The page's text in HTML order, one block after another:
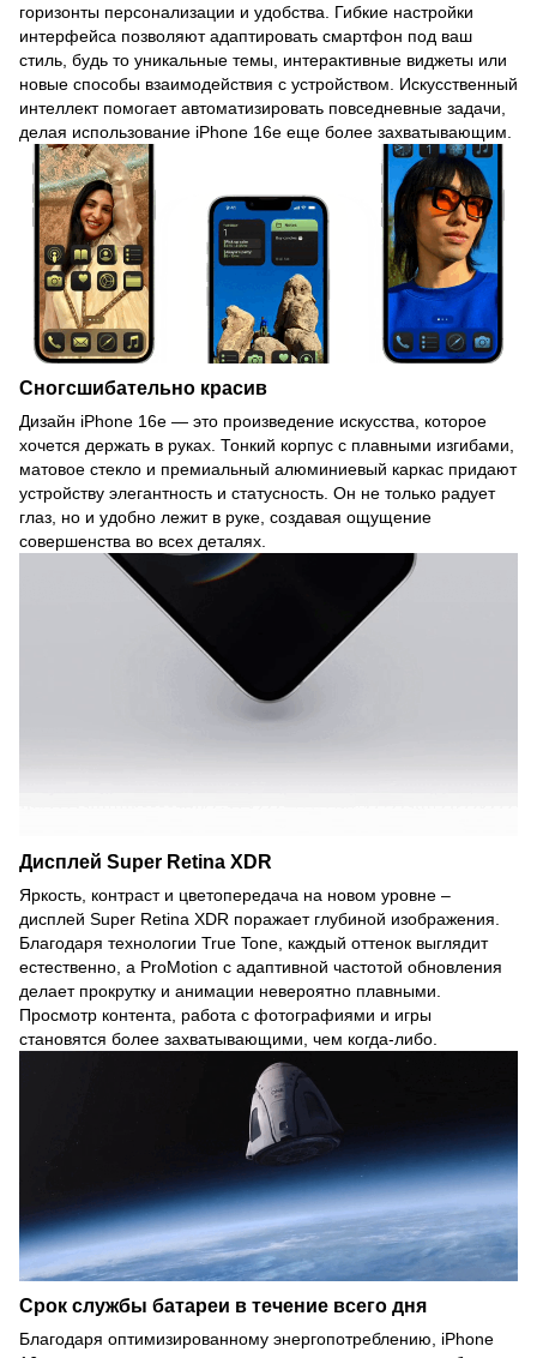
горизонты персонализации и удобства. Гибкие настройки
интерфейса позволяют адаптировать смартфон под ваш
стиль, будь то уникальные темы, интерактивные виджеты или
новые способы взаимодействия с устройством. Искусственный
интеллект помогает автоматизировать повседневные задачи,
делая использование iPhone 16e еще более захватывающим.
Сногсшибательно красив
Дизайн iPhone 16e — это произведение искусства, которое
хочется держать в руках. Тонкий корпус с плавными изгибами,
матовое стекло и премиальный алюминиевый каркас придают
устройству элегантность и статусность. Он не только радует
глаз, но и удобно лежит в руке, создавая ощущение
совершенства во всех деталях.
Дисплей Super Retina XDR
Яркость, контраст и цветопередача на новом уровне –
дисплей Super Retina XDR поражает глубиной изображения.
Благодаря технологии True Tone, каждый оттенок выглядит
естественно, а ProMotion с адаптивной частотой обновления
делает прокрутку и анимации невероятно плавными.
Просмотр контента, работа с фотографиями и игры
становятся более захватывающими, чем когда-либо.
Срок службы батареи в течение всего дня
Благодаря оптимизированному энергопотреблению, iPhone